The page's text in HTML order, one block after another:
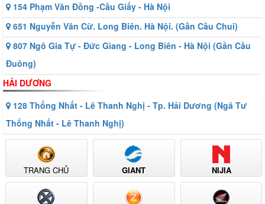
154 Phạm Văn Đồng -Cầu Giấy - Hà Nội
651 Nguyễn Văn Cừ. Long Biên. Hà Nội. (Gần Cầu Chui)
807 Ngô Gia Tự - Đức Giang - Long Biên - Hà Nội (Gần Cầu
Đuông)
HẢI DƯƠNG
128 Thống Nhất - Lê Thanh Nghị - Tp. Hải Dương (Ngã Tư
Thống Nhất - Lê Thanh Nghị)
TRANG CHỦ GIANT NIJIA